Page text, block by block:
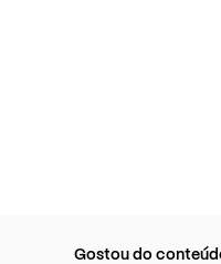
Gostou do